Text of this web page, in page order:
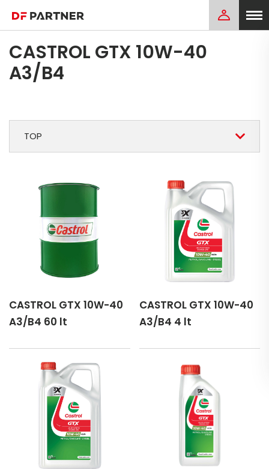
CASTROL GTX 10W-40
A3/B4
TOP
CASTROL GTX 10W-40
A3/B4 60 lt
CASTROL GTX 10W-40
A3/B4 4 lt